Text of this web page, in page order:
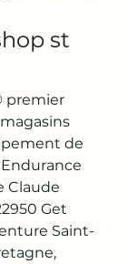
st
de
Claude
Get
Saint-